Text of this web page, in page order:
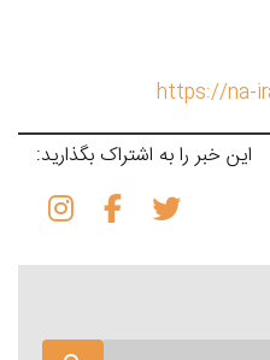
https://na-
این خبر را به اشتراک بگذارید: